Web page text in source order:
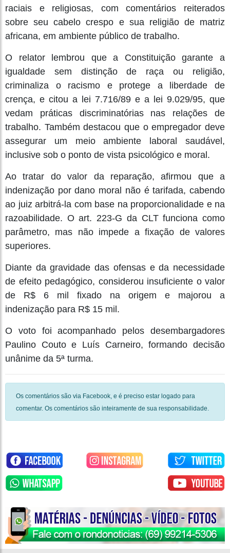
raciais e religiosas, com comentários reiterados
sobre seu cabelo crespo e sua religião de matriz
africana, em ambiente público de trabalho.
O relator lembrou que a Constituição garante a
igualdade sem distinção de raça ou religião,
criminaliza o racismo e protege a liberdade de
crença, e citou a lei 7.716/89 e a lei 9.029/95, que
vedam práticas discriminatórias nas relações de
trabalho. Também destacou que o empregador deve
assegurar um meio ambiente laboral saudável,
inclusive sob o ponto de vista psicológico e moral.
Ao tratar do valor da reparação, afirmou que a
indenização por dano moral não é tarifada, cabendo
ao juiz arbitrá-la com base na proporcionalidade e na
razoabilidade. O art. 223-G da CLT funciona como
parâmetro, mas não impede a fixação de valores
superiores.
Diante da gravidade das ofensas e da necessidade
de efeito pedagógico, considerou insuficiente o valor
de R$ 6 mil fixado na origem e majorou a
indenização para R$ 15 mil.
O voto foi acompanhado pelos desembargadores
Paulino Couto e Luís Carneiro, formando decisão
unânime da 5ª turma.
Os comentários são via Facebook, e é preciso estar logado para
comentar. Os comentários são inteiramente de sua responsabilidade.